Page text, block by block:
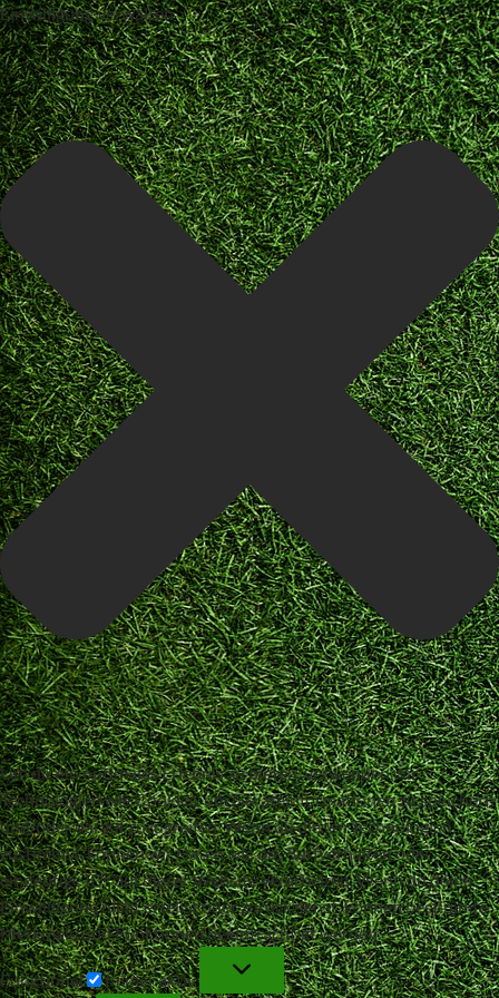
Einwilligung verwalten
Um dir ein optimales Erlebnis zu bieten, verwenden wir
Technologien wie Cookies, um Geräteinformationen zu speichern
und/oder darauf zuzugreifen. Wenn du diesen Technologien
zustimmst, können wir Daten wie das Surfverhalten oder
eindeutige IDs auf dieser Website verarbeiten. Wenn du deine
Einwillligung nicht erteilst oder zurückziehst, können bestimmte
Merkmale und Funktionen beeinträchtigt werden.
Funktional
Funktional
Immer aktiv